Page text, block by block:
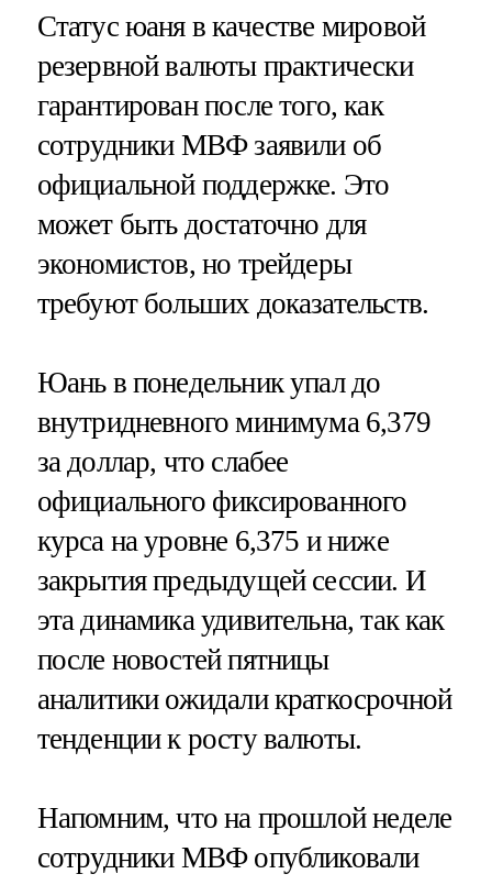
Статус юаня в качестве мировой
резервной валюты практически
гарантирован после того, как
сотрудники МВФ заявили об
официальной поддержке. Это
может быть достаточно для
экономистов, но трейдеры
требуют больших доказательств.
Юань в понедельник упал до
внутридневного минимума 6,379
за доллар, что слабее
официального фиксированного
курса на уровне 6,375 и ниже
закрытия предыдущей сессии. И
эта динамика удивительна, так как
после новостей пятницы
аналитики ожидали краткосрочной
тенденции к росту валюты.
Напомним, что на прошлой неделе
сотрудники МВФ опубликовали